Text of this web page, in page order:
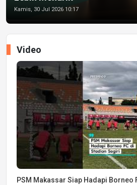
Kamis, 30 Jul 2026 10:17
Video
PSM Makassar Siap Hadapi Borneo